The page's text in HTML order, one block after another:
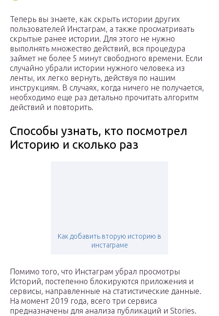
Теперь вы знаете, как скрыть истории других
пользователей Инстаграм, а также просматривать
скрытые ранее истории. Для этого не нужно
выполнять множество действий, вся процедура
займет не более 5 минут свободного времени. Если
случайно убрали истории нужного человека из
ленты, их легко вернуть, действуя по нашим
инструкциям. В случаях, когда ничего не получается,
необходимо еще раз детально прочитать алгоритм
действий и повторить.
Способы узнать, кто посмотрел
Историю и сколько раз
Как добавить вторую историю в
инстаграме
Помимо того, что Инстаграм убрал просмотры
Историй, постепенно блокируются приложения и
сервисы, направленные на статистические данные.
На момент 2019 года, всего три сервиса
предназначены для анализа публикаций и Stories.